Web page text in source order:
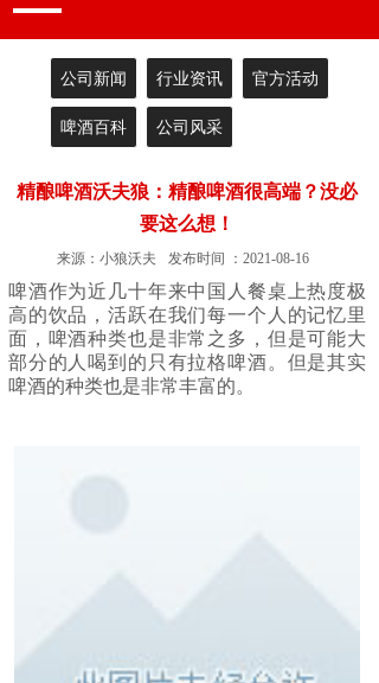
公司新闻 行业资讯 官方活动
啤酒百科 公司风采
精酿啤酒沃夫狼：精酿啤酒很高端？没必
要这么想！
来源： 小狼沃夫 发布时间 ： 2021-08-16
啤酒作为近几十年来中国人餐桌上热度极
高的饮品，活跃在我们每一个人的记忆里
面，啤酒种类也是非常之多，但是可能大
部分的人喝到的只有拉格啤酒。但是其实
啤酒的种类也是非常丰富的。